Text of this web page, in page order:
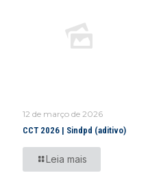
12 de março de 2026
CCT 2026 | Sindpd (aditivo)
Leia mais